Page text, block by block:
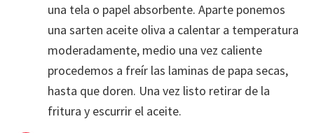
una tela o papel absorbente. Aparte ponemos
una sarten aceite oliva a calentar a temperatura
moderadamente, medio una vez caliente
procedemos a freír las laminas de papa secas,
hasta que doren. Una vez listo retirar de la
fritura y escurrir el aceite.